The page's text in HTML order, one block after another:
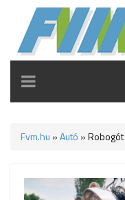
TOGGLE
NAVIGATION
Fvm.hu »Autó »